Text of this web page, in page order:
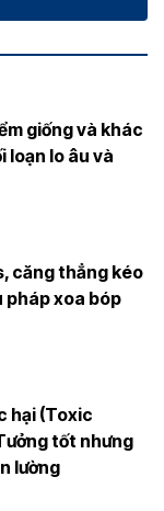
giống và khác
loạn lo âu và
căng thẳng kéo
pháp xoa bóp
hại (Toxic
tốt nhưng
lường